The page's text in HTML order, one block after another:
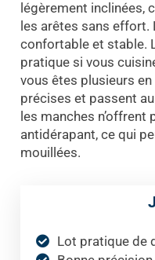
légèrement inclinées,
les arêtes sans effort.
confortable et stable.
pratique si vous
vous êtes plusieurs
précises et passent
les manches n’offrent
antidérapant, ce qui
mouillées.
Lot pratique de